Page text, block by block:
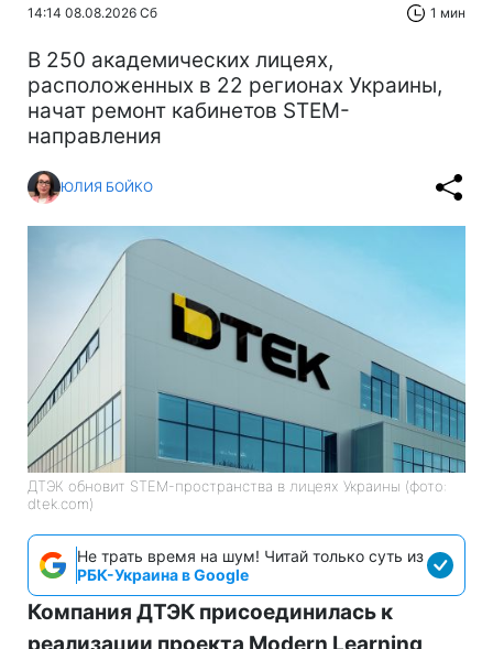
14:14 08.08.2026 Сб 1 мин
В 250 академических лицеях,
расположенных в 22 регионах Украины,
начат ремонт кабинетов STEM-
направления
ЮЛИЯ БОЙКО
ДТЭК обновит STEM-пространства в лицеях Украины (фото:
dtek.com)
Не трать время на шум! Читай только суть из
РБК-Украина в Google
Компания ДТЭК присоединилась к
реализации проекта Modern Learning